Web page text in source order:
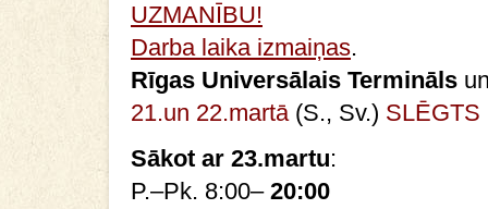
UZMANĪBU!
Darba laika izmaiņas.
Rīgas Universālais Termināls
21.un 22.martā(S., Sv.) SLĒGTS
Sākot ar 23.martu:
P.–Pk. 8:00– 20:00